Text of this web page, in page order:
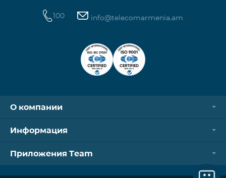
100 info@telecomarmenia.am
О компании
Информация
Приложения Team